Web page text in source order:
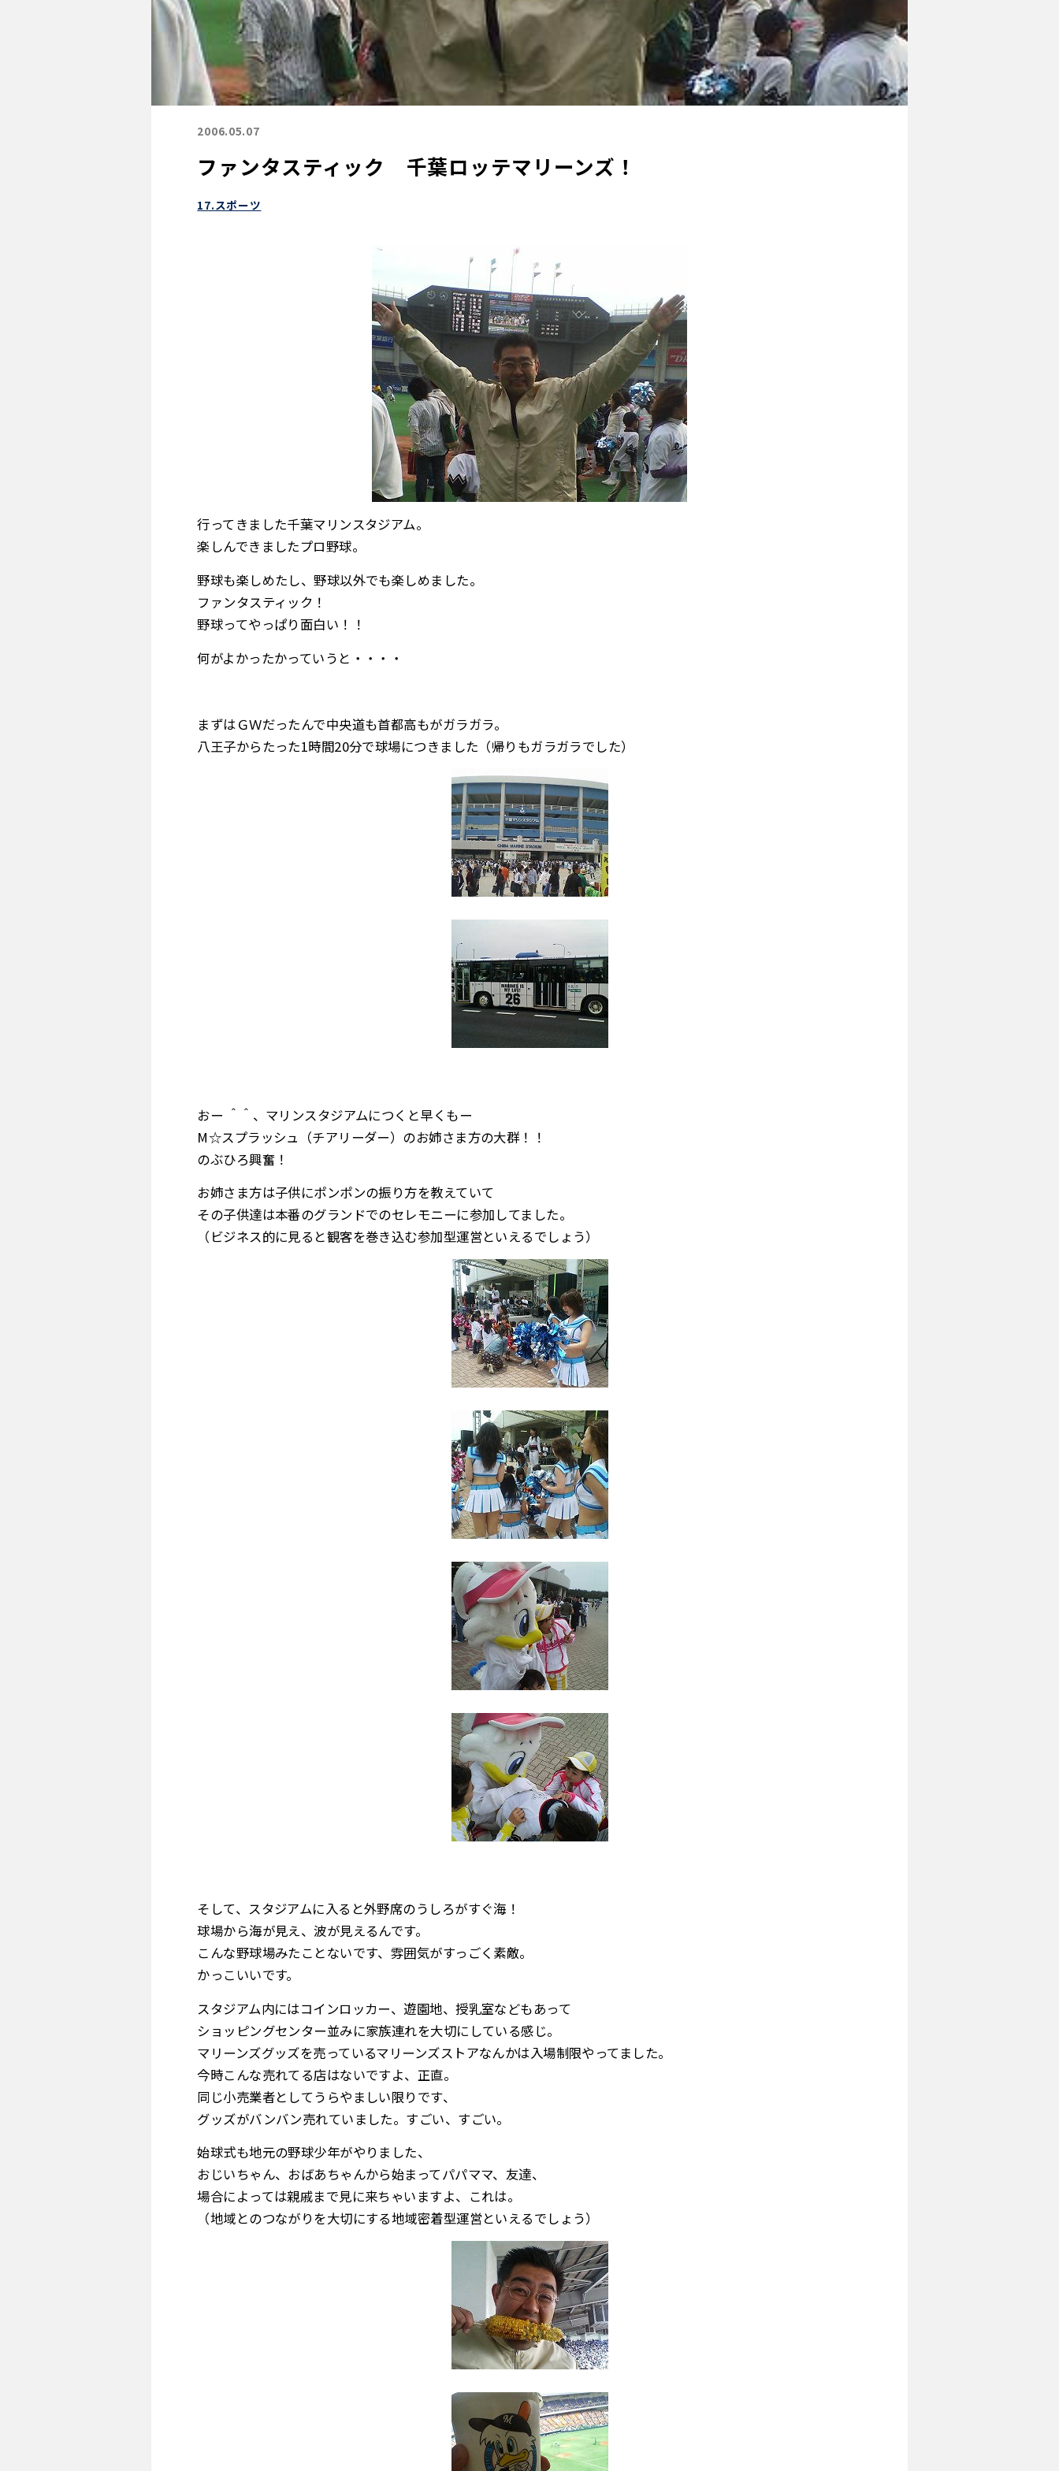
2006.05.07
ファンタスティック 千葉ロッテマリーンズ！
17.スポーツ
行ってきました千葉マリンスタジアム。
楽しんできましたプロ野球。
野球も楽しめたし、野球以外でも楽しめました。
ファンタスティック！
野球ってやっぱり面白い！！
何がよかったかっていうと・・・・
まずはＧＷだったんで中央道も首都高もがガラガラ。
八王子からたった1時間20分で球場につきました（帰りもガラガラでした）
おー ＾＾、マリンスタジアムにつくと早くもー
M☆スプラッシュ（チアリーダー）のお姉さま方の大群！！
のぶひろ興奮！
お姉さま方は子供にポンポンの振り方を教えていて
その子供達は本番のグランドでのセレモニーに参加してました。
（ビジネス的に見ると観客を巻き込む参加型運営といえるでしょう）
そして、スタジアムに入ると外野席のうしろがすぐ海！
球場から海が見え、波が見えるんです。
こんな野球場みたことないです、雰囲気がすっごく素敵。
かっこいいです。
スタジアム内にはコインロッカー、遊園地、授乳室などもあって
ショッピングセンター並みに家族連れを大切にしている感じ。
マリーンズグッズを売っているマリーンズストアなんかは入場制限やってました。
今時こんな売れてる店はないですよ、正直。
同じ小売業者としてうらやましい限りです、
グッズがバンバン売れていました。すごい、すごい。
始球式も地元の野球少年がやりました、
おじいちゃん、おばあちゃんから始まってパパママ、友達、
場合によっては親戚まで見に来ちゃいますよ、これは。
（地域とのつながりを大切にする地域密着型運営といえるでしょう）